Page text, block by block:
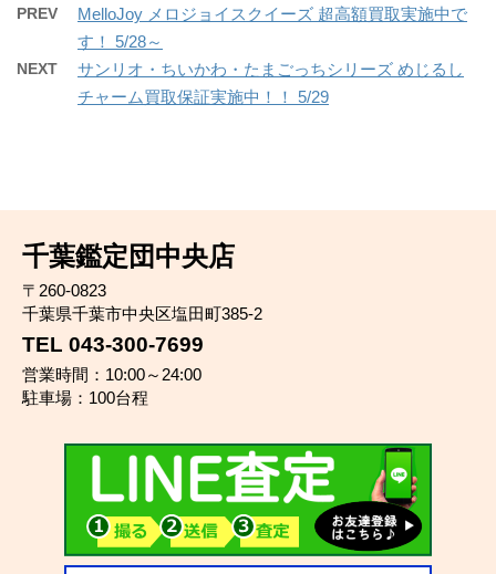
PREV
MelloJoy メロジョイスクイーズ 超高額買取実施中で
す！ 5/28～
NEXT
サンリオ・ちいかわ・たまごっちシリーズ めじるし
チャーム買取保証実施中！！ 5/29
千葉鑑定団中央店
〒260-0823
千葉県千葉市中央区塩田町385-2
TEL 043-300-7699
営業時間：10:00～24:00
駐車場：100台程